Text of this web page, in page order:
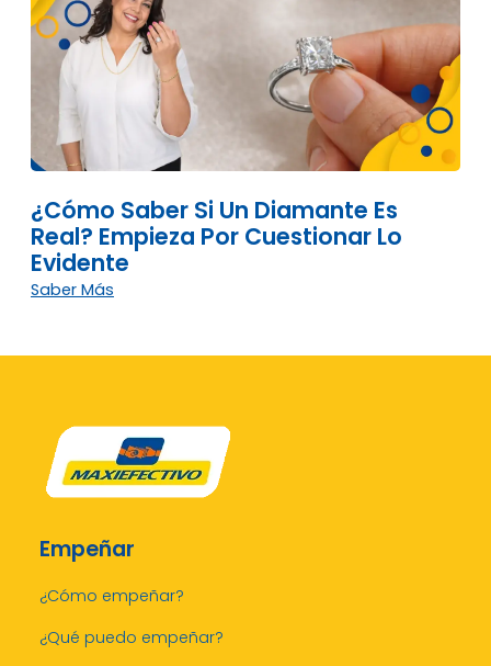
¿Cómo Saber Si Un Diamante Es
Real? Empieza Por Cuestionar Lo
Evidente
Saber Más
Empeñar
¿Cómo empeñar?
¿Qué puedo empeñar?